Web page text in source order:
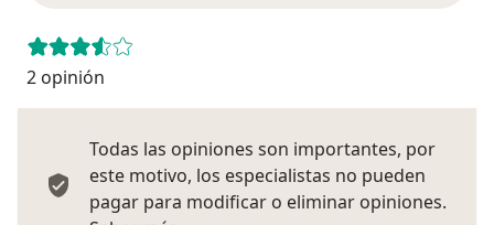
2 opinión
Todas las opiniones son importantes, por
este motivo, los especialistas no pueden
pagar para modificar o eliminar opiniones.